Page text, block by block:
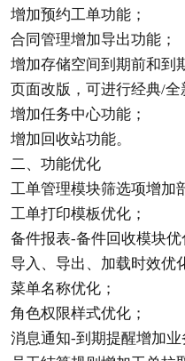
增加预约工单功能；
合同管理增加导出功能；
增加存储空间到期前和到
页面改版，可进行经典/全
增加任务中心功能；
增加回收站功能。
二、功能优化
工单管理模块筛选项增加
工单打印模板优化；
备件报表-备件回收模块优
导入、导出、加载时效优
菜单名称优化；
角色权限样式优化；
消息通知-到期提醒增加业